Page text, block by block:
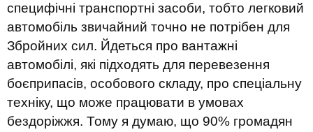
специфічні транспортні засоби, тобто легковий
автомобіль звичайний точно не потрібен для
Збройних сил. Йдеться про вантажні
автомобілі, які підходять для перевезення
боєприпасів, особового складу, про спеціальну
техніку, що може працювати в умовах
бездоріжжя. Тому я думаю, що 90% громадян